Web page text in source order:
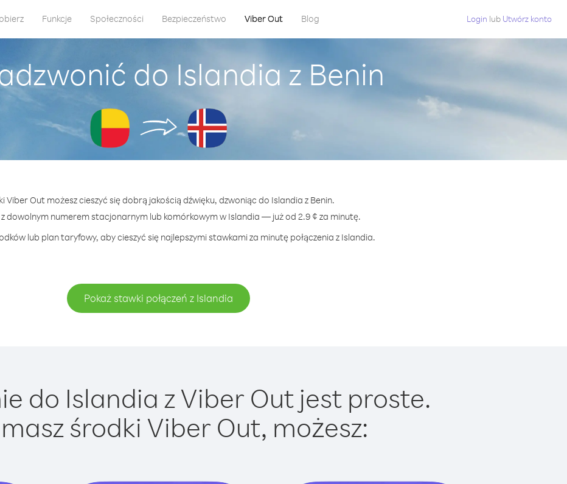
Funkcje Społeczności Bezpieczeństwo Viber Out Blog Login lub Utwórz konto
do Islandia z Benin
Viber Out możesz cieszyć się dobrą jakością dźwięku, dzwoniąc do Islandia z Benin.
z dowolnym numerem stacjonarnym lub komórkowym w Islandia — już od 2.9 ¢ za minutę.
lub plan taryfowy, aby cieszyć się najlepszymi stawkami za minutę połączenia z Islandia.
Pokaż stawki połączeń z Islandia
do Islandia z Viber Out jest proste.
środki Viber Out, możesz: